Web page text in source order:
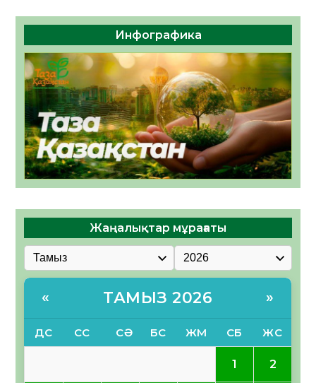
Инфографика
Жаңалықтар мұрағаты
« ТАМЫЗ 2026 »
ДС СС СӘ БС ЖМ СБ ЖС
1 2